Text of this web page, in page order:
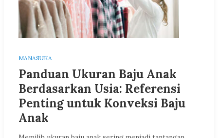
MANASUKA
Panduan Ukuran Baju Anak
Berdasarkan Usia: Referensi
Penting untuk Konveksi Baju
Anak